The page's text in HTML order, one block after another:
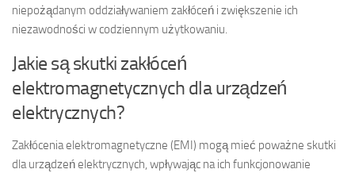
niepożądanym oddziaływaniem zakłóceń i zwiększenie ich
niezawodności w codziennym użytkowaniu.
Jakie są skutki zakłóceń
elektromagnetycznych dla urządzeń
elektrycznych?
Zakłócenia elektromagnetyczne (EMI) mogą mieć poważne skutki
dla urządzeń elektrycznych, wpływając na ich funkcjonowanie